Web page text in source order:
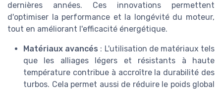
dernières années. Ces innovations permettent
d'optimiser la performance et la longévité du moteur,
tout en améliorant l'efficacité énergétique.
Matériaux avancés : L'utilisation de matériaux tels
que les alliages légers et résistants à haute
température contribue à accroître la durabilité des
turbos. Cela permet aussi de réduire le poids global